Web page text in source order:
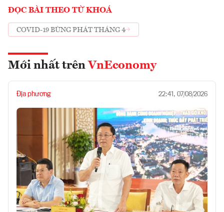
ĐỌC BÀI THEO TỪ KHOÁ
COVID-19 BÙNG PHÁT THÁNG 4
Mới nhất trên VnEconomy
Địa phương 22:41, 07/08/2026